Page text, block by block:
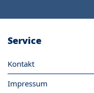
Service
Kontakt
Impressum